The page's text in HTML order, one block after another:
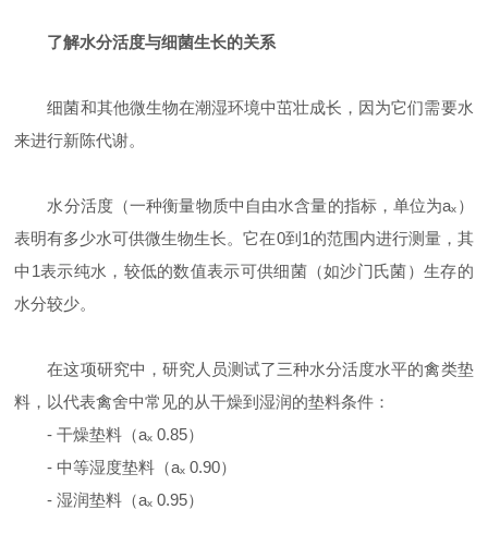
了解水分活度与细菌生长的关系
细菌和其他微生物在潮湿环境中茁壮成长，因为它们需要水
来进行新陈代谢。
水分活度（一种衡量物质中自由水含量的指标，单位为aₓ）
表明有多少水可供微生物生长。它在0到 1的范围内进行测量，其
中 1表示纯水，较低的数值表示可供细菌（如沙门氏菌）生存的
水分较少。
在这项研究中，研究人员测试了三种水分活度水平的禽类垫
料，以代表禽舍中常见的从干燥到湿润的垫料条件：
-干燥垫料（aₓ 0.85）
-中等湿度垫料（aₓ 0.90）
-湿润垫料（aₓ 0.95）